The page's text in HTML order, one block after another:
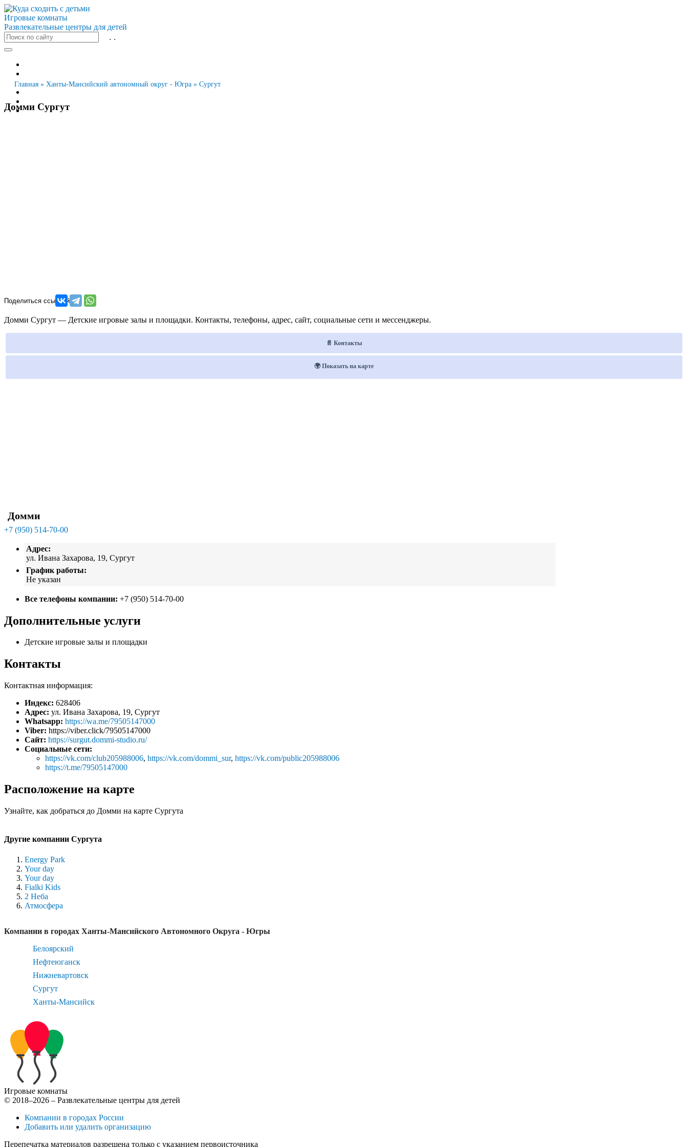
Игровые комнаты
Развлекательные центры для детей
Санкт-Петербург
Казань
Главная » Ханты-Мансийский автономный округ - Югра » Сургут
Домми Сургут
Домми Сургут — Детские игровые залы и площадки. Контакты, телефоны, адрес, сайт, социальные сети и мессенджеры.
📄 Контакты
🌍 Показать на карте
Домми
+7 (950) 514-70-00
Адрес:
ул. Ивана Захарова, 19, Сургут
График работы:
Не указан
Все телефоны компании: +7 (950) 514-70-00
Дополнительные услуги
Детские игровые залы и площадки
Контакты
Контактная информация:
Индекс: 628406
Адрес: ул. Ивана Захарова, 19, Сургут
Whatsapp: https://wa.me/79505147000
Viber: https://viber.click/79505147000
Сайт: https://surgut.dommi-studio.ru/
Социальные сети:
https://vk.com/club205988006, https://vk.com/dommi_sur, https://vk.com/public205988006
https://t.me/79505147000
Расположение на карте
Узнайте, как добраться до Домми на карте Сургута
Другие компании Сургута
Energy Park
Your day
Your day
Fialki Kids
2 Неба
Атмосфера
Компании в городах Ханты-Мансийского Автономного Округа - Югры
Белоярский
Нефтеюганск
Нижневартовск
Сургут
Ханты-Мансийск
Игровые комнаты
© 2018–2026 – Развлекательные центры для детей
Компании в городах России
Добавить или удалить организацию
Перепечатка материалов разрешена только с указанием первоисточника